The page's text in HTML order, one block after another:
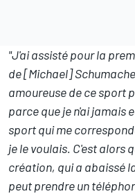
"J'ai assisté pour la
de [Michael]
amoureuse de ce sport
parce que je n'ai jamais
sport qui me
je le voulais. C'est alors
création, qui a abaissé
peut prendre un